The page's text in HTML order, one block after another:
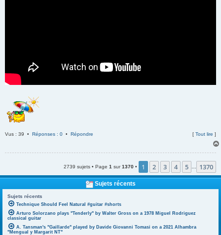
Vus : 39 • Réponses : 0 • Répondre [ Tout lire ]
2739 sujets • Page 1 sur1370 • 1 2 3 4 5 1370
Sujets récents
Sujets récents
Technique Should Feel Natural #guitar #shorts
Arturo Solorzano plays "Tenderly" by Walter Gross on a 1978 Miguel Rodriguez
classical guitar
A. Tansman's "Gaillarde" played by Davide Giovanni Tomasi on a 2021 Alhambra
"Mengual y Margarit NT"